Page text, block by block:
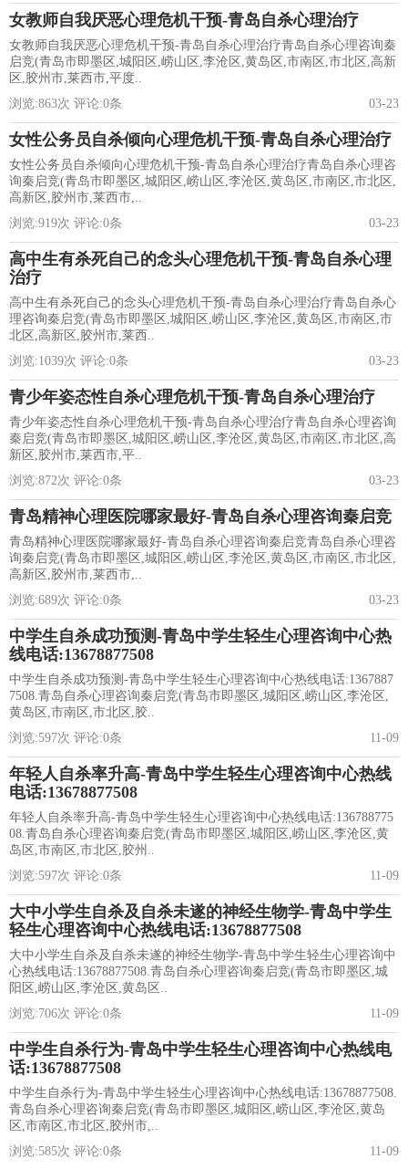
女教师自我厌恶心理危机干预-青岛自杀心理治疗
女教师自我厌恶心理危机干预-青岛自杀心理治疗青岛自杀心理咨询秦
启竞(青岛市即墨区,城阳区,崂山区,李沧区,黄岛区,市南区,市北区,高新
区,胶州市,莱西市,平度..
浏览:863次 评论:0条 03-23
女性公务员自杀倾向心理危机干预-青岛自杀心理治疗
女性公务员自杀倾向心理危机干预-青岛自杀心理治疗青岛自杀心理咨
询秦启竞(青岛市即墨区,城阳区,崂山区,李沧区,黄岛区,市南区,市北区,
高新区,胶州市,莱西市,..
浏览:919次 评论:0条 03-23
高中生有杀死自己的念头心理危机干预-青岛自杀心理
治疗
高中生有杀死自己的念头心理危机干预-青岛自杀心理治疗青岛自杀心
理咨询秦启竞(青岛市即墨区,城阳区,崂山区,李沧区,黄岛区,市南区,市
北区,高新区,胶州市,莱西..
浏览:1039次 评论:0条 03-23
青少年姿态性自杀心理危机干预-青岛自杀心理治疗
青少年姿态性自杀心理危机干预-青岛自杀心理治疗青岛自杀心理咨询
秦启竞(青岛市即墨区,城阳区,崂山区,李沧区,黄岛区,市南区,市北区,高
新区,胶州市,莱西市,平..
浏览:872次 评论:0条 03-23
青岛精神心理医院哪家最好-青岛自杀心理咨询秦启竞
青岛精神心理医院哪家最好-青岛自杀心理咨询秦启竞青岛自杀心理咨
询秦启竞(青岛市即墨区,城阳区,崂山区,李沧区,黄岛区,市南区,市北区,
高新区,胶州市,莱西市,..
浏览:689次 评论:0条 03-23
中学生自杀成功预测-青岛中学生轻生心理咨询中心热
线电话:13678877508
中学生自杀成功预测-青岛中学生轻生心理咨询中心热线电话:1367887
7508.青岛自杀心理咨询秦启竞(青岛市即墨区,城阳区,崂山区,李沧区,
黄岛区,市南区,市北区,胶..
浏览:597次 评论:0条 11-09
年轻人自杀率升高-青岛中学生轻生心理咨询中心热线
电话:13678877508
年轻人自杀率升高-青岛中学生轻生心理咨询中心热线电话:136788775
08.青岛自杀心理咨询秦启竞(青岛市即墨区,城阳区,崂山区,李沧区,黄
岛区,市南区,市北区,胶州..
浏览:597次 评论:0条 11-09
大中小学生自杀及自杀未遂的神经生物学-青岛中学生
轻生心理咨询中心热线电话:13678877508
大中小学生自杀及自杀未遂的神经生物学-青岛中学生轻生心理咨询中
心热线电话:13678877508.青岛自杀心理咨询秦启竞(青岛市即墨区,城
阳区,崂山区,李沧区,黄岛区..
浏览:706次 评论:0条 11-09
中学生自杀行为-青岛中学生轻生心理咨询中心热线电
话:13678877508
中学生自杀行为-青岛中学生轻生心理咨询中心热线电话:13678877508.
青岛自杀心理咨询秦启竞(青岛市即墨区,城阳区,崂山区,李沧区,黄岛
区,市南区,市北区,胶州市,..
浏览:585次 评论:0条 11-09